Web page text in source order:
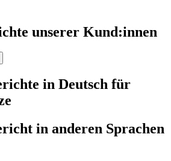
unserer Kund:innen
in Deutsch für
in anderen Sprachen